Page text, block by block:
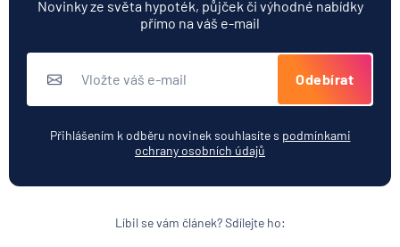
Novinky ze světa hypoték, půjček či výhodné nabídky
přímo na váš e-mail
Odebírat
Přihlášením k odběru novinek souhlasíte s podmínkami
ochrany osobních údajů
Líbil se vám článek? Sdílejte ho: